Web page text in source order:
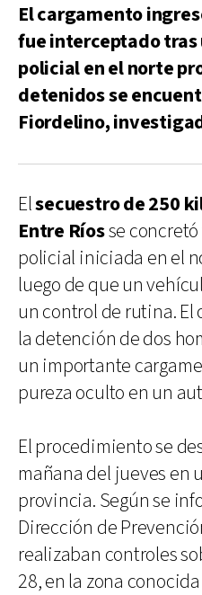
El cargamento
fue interceptado tras
policial en el norte
detenidos se
Fiordelino,
Elsecuestro de 250
Entre Ríosse
policial iniciada en el
luego de que un
un control de rutina.
la detención de dos
un importante
pureza oculto en un
El procedimiento se
mañana del jueves en
provincia. Según se
Dirección de
realizaban controles
28, en la zona